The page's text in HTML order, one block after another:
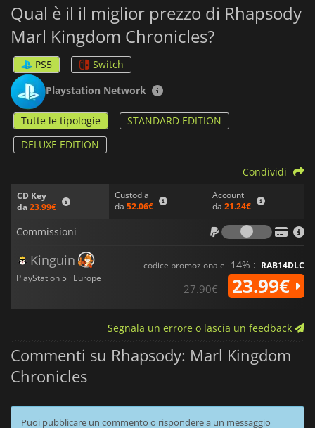
Qual è il il miglior prezzo di Rhapsody
Marl Kingdom Chronicles?
PS5
Switch
Playstation Network
Tutte le tipologie
STANDARD EDITION
DELUXE EDITION
CD Key
da23.99€
Custodia
da 52.06€
Account
da 21.24€
Condividi
Commissioni
Kinguin
PlayStation 5 · Europe
codice promozionale -14% : RAB14DLC
27.90€ 23.99€
Segnala un errore o lascia un feedback
Commenti su Rhapsody: Marl Kingdom
Chronicles
Puoi pubblicare un commento o rispondere a un messaggio